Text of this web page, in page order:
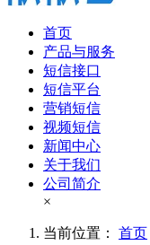
首页
产品与服务
短信接口
短信平台
营销短信
视频短信
新闻中心
关于我们
公司简介
×
当前位置： 首页